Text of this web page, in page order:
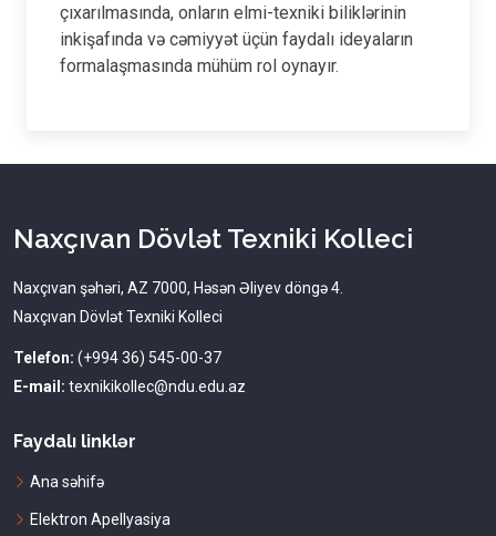
çıxarılmasında, onların elmi-texniki biliklərinin
inkişafında və cəmiyyət üçün faydalı ideyaların
formalaşmasında mühüm rol oynayır.
Naxçıvan Dövlət Texniki Kolleci
Naxçıvan şəhəri, AZ 7000, Həsən Əliyev döngə 4.
Naxçıvan Dövlət Texniki Kolleci
Telefon: (+994 36) 545-00-37
E-mail: texnikikollec@ndu.edu.az
Faydalı linklər
Ana səhifə
Elektron Apellyasiya